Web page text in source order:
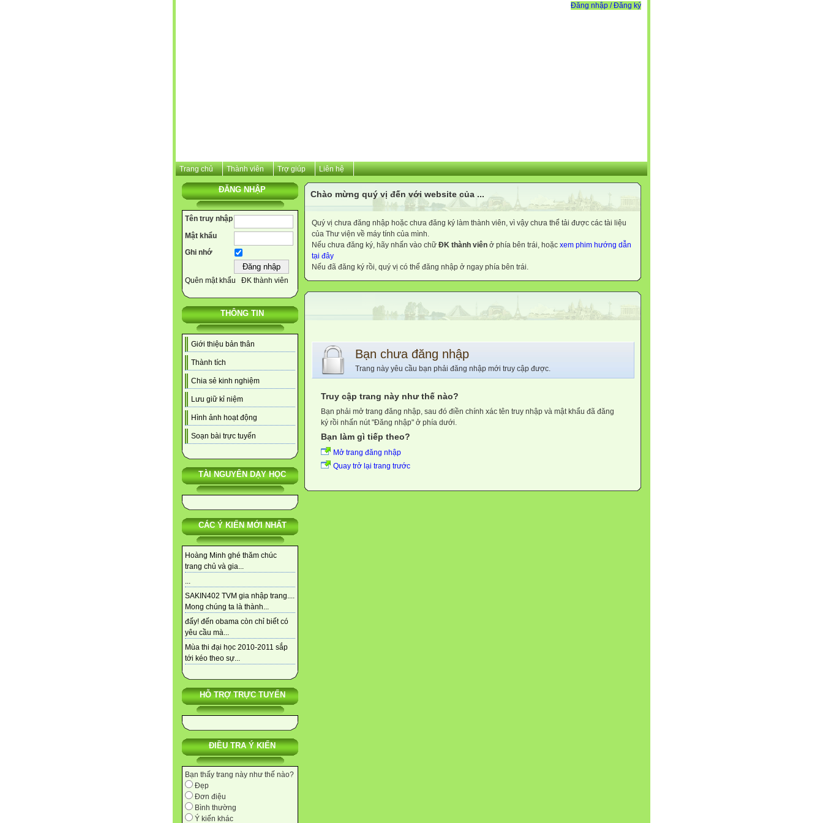
Đăng nhập / Đăng ký
Trang chủ Thành viên Trợ giúp Liên hệ
ĐĂNG NHẬP
Tên truy nhập
Mật khẩu
Ghi nhớ
Quên mật khẩu ĐK thành viên
THÔNG TIN
Giới thiệu bản thân
Thành tích
Chia sẻ kinh nghiệm
Lưu giữ kỉ niệm
Hình ảnh hoạt động
Soạn bài trực tuyến
TÀI NGUYÊN DẠY HỌC
CÁC Ý KIẾN MỚI NHẤT
Hoàng Minh ghé thăm chúc
trang chủ và gia...
...
SAKIN402 TVM gia nhập trang....
Mong chúng ta là thành...
đấy! đến obama còn chỉ biết có
yêu cầu mà...
Mùa thi đại học 2010-2011 sắp
tới kéo theo sự...
HỖ TRỢ TRỰC TUYẾN
ĐIỀU TRA Ý KIẾN
Bạn thấy trang này như thế nào?
Đẹp
Đơn điệu
Bình thường
Ý kiến khác
Chào mừng quý vị đến với website của ...
Quý vị chưa đăng nhập hoặc chưa đăng ký làm thành viên, vì vậy chưa thể tải được các tài liệu
của Thư viện về máy tính của mình.
Nếu chưa đăng ký, hãy nhấn vào chữ ĐK thành viên ở phía bên trái, hoặc xem phim hướng dẫn
tại đây
Nếu đã đăng ký rồi, quý vị có thể đăng nhập ở ngay phía bên trái.
Bạn chưa đăng nhập
Trang này yêu cầu bạn phải đăng nhập mới truy cập được.
Truy cập trang này như thế nào?
Bạn phải mở trang đăng nhập, sau đó điền chính xác tên truy nhập và mật khẩu đã đăng
ký rồi nhấn nút "Đăng nhập" ở phía dưới.
Bạn làm gì tiếp theo?
Mở trang đăng nhập
Quay trở lại trang trước